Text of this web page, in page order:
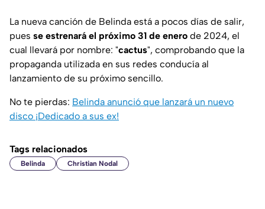
La nueva canción de Belinda está a pocos días de salir,
pues se estrenará el próximo 31 de enero de 2024, el
cual llevará por nombre: "cactus", comprobando que la
propaganda utilizada en sus redes conducía al
lanzamiento de su próximo sencillo.
No te pierdas: Belinda anunció que lanzará un nuevo
disco ¡Dedicado a sus ex!
Tags relacionados
Belinda Christian Nodal